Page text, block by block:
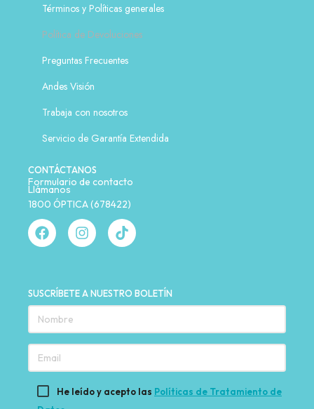
Términos y Políticas generales
Política de Devoluciones
Preguntas Frecuentes
Andes Visión
Trabaja con nosotros
Servicio de Garantía Extendida
CONTÁCTANOS
Formulario de contacto
Llámanos
1800 ÓPTICA (678422)
SUSCRÍBETE A NUESTRO BOLETÍN
He leído y acepto las Políticas de Tratamiento de